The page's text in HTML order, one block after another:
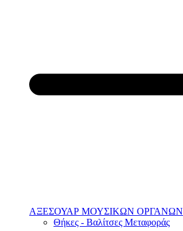
ΑΞΕΣΟΥΑΡ ΜΟΥΣΙΚΩΝ ΟΡΓΑΝΩΝ
Θήκες - Βαλίτσες Μεταφοράς